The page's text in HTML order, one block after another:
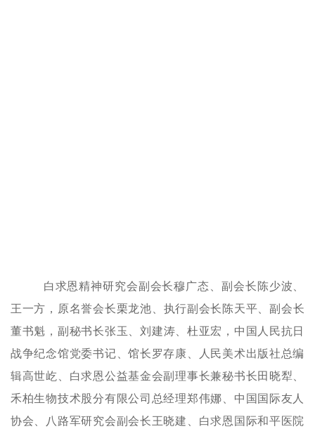
白求恩精神研究会副会长穆广态、 副 会长陈少波、
王一方， 原名誉会长栗龙池、 执行副 会长 陈天平、副 会长
董书魁，副秘书长张玉、刘建涛、杜亚宏， 中国人民抗日
战争纪念馆党委书记、馆长罗存康、人民美术出版社总编
辑高世屹、白求恩公益基金会副理事长兼秘书长田晓犁、
禾柏生物技术股分有限公司总经理郑伟娜、中国国际友人
协会、八路军研究会副会长王晓建、白求恩国际和平医院